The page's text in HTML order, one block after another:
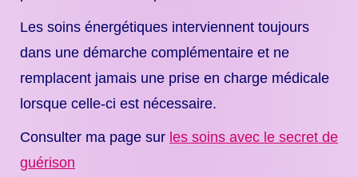
Les soins énergétiques interviennent toujours
dans une démarche complémentaire et ne
remplacent jamais une prise en charge médicale
lorsque celle-ci est nécessaire.
Consulter ma page sur les soins avec le secret de
guérison